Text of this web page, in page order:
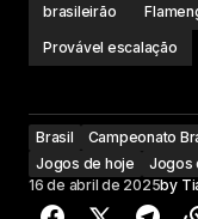
brasileirão
Provável escalação
Brasil Campeonato
Jogos de hoje
Jogos
16 de abril de 2025by